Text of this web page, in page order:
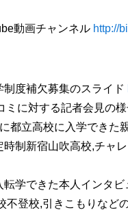
動画チャンネル http://
度補欠募集のスライド
に対する記者会見の様
都立高校に入学できた
制新宿山吹高校,チャ
学できた本人インタビ
登校,引きこもりなど